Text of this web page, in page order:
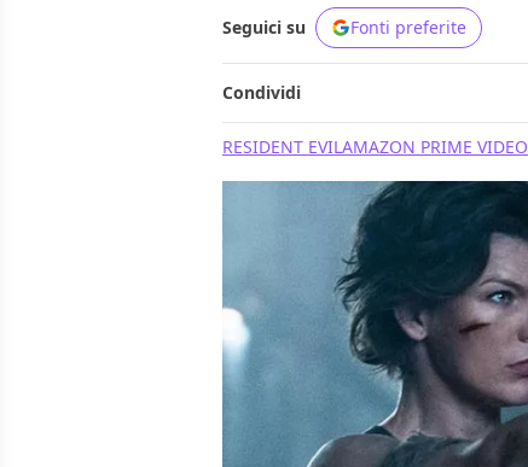
Seguici su Fonti preferite
Condividi
RESIDENT EVILAMAZON PRIME VIDEO